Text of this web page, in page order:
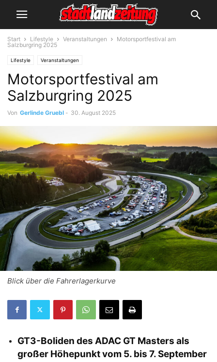
Start Lifestyle Veranstaltungen
Motorsportfestival am
Salzburgring 2025
Lifestyle Veranstaltungen
Motorsportfestival am
Salzburgring 2025
Von Gerlinde Gruebl - 30. August 2025
Blick über die Fahrerlagerkurve
GT3-Boliden des ADAC GT Masters als
großer Höhepunkt vom 5. bis 7. September